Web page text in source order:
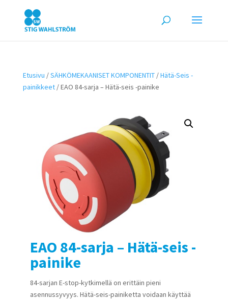
Etusivu /SÄHKÖMEKAANISET KOMPONENTIT/Hätä-Seis -
painikkeet/ EAO 84-sarja – Hätä-seis -painike
EAO 84-sarja – Hätä-seis -
painike
84-sarjan E-stop-kytkimellä on erittäin pieni
asennussyvyys. Hätä-seis-painiketta voidaan käyttää